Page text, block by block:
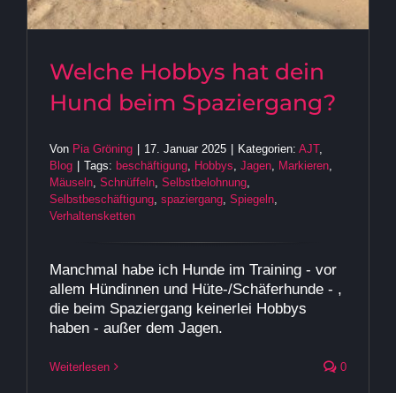
Welche Hobbys hat dein
Hund beim Spaziergang?
Von Pia Gröning | 17. Januar 2025 | Kategorien: AJT,
Blog | Tags: beschäftigung Hobbys Jagen Markieren
Mäuseln Schnüffeln Selbstbelohnung
Selbstbeschäftigung spaziergang Spiegeln
Verhaltensketten
Manchmal habe ich Hunde im Training - vor
allem Hündinnen und Hüte-/Schäferhunde - ,
die beim Spaziergang keinerlei Hobbys
haben - außer dem Jagen.
Weiterlesen 0